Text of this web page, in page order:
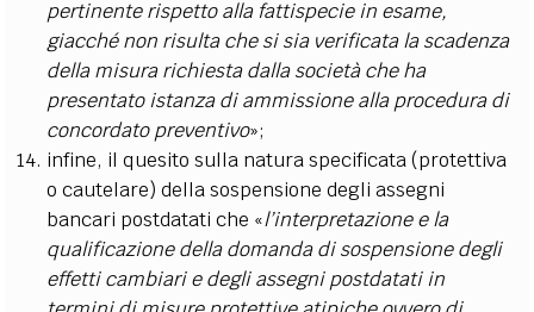
pertinente rispetto alla fattispecie in esame,
giacché non risulta che si sia verificata la scadenza
della misura richiesta dalla società che ha
presentato istanza di ammissione alla procedura di
concordato preventivo»;
infine, il quesito sulla natura specificata (protettiva
o cautelare) della sospensione degli assegni
bancari postdatati che «l’interpretazione e la
qualificazione della domanda di sospensione degli
effetti cambiari e degli assegni postdatati in